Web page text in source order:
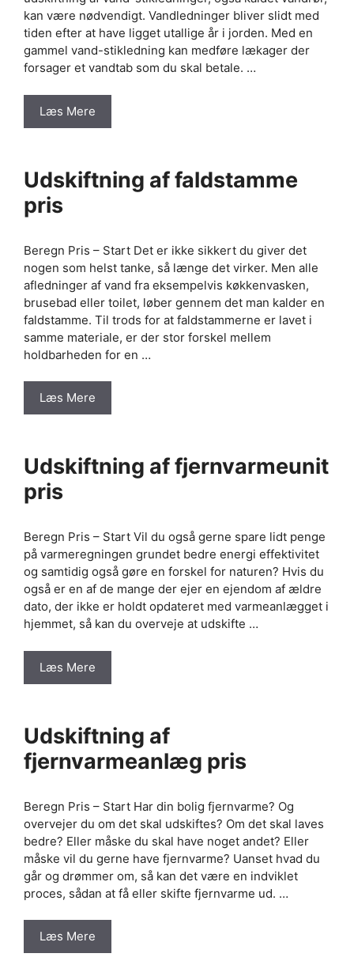
kan være nødvendigt. Vandledninger bliver slidt med
tiden efter at have ligget utallige år i jorden. Med en
gammel vand-stikledning kan medføre lækager der
forsager et vandtab som du skal betale. …
Læs Mere
Udskiftning af faldstamme
pris
Beregn Pris – Start Det er ikke sikkert du giver det
nogen som helst tanke, så længe det virker. Men alle
afledninger af vand fra eksempelvis køkkenvasken,
brusebad eller toilet, løber gennem det man kalder en
faldstamme. Til trods for at faldstammerne er lavet i
samme materiale, er der stor forskel mellem
holdbarheden for en …
Læs Mere
Udskiftning af fjernvarmeunit
pris
Beregn Pris – Start Vil du også gerne spare lidt penge
på varmeregningen grundet bedre energi effektivitet
og samtidig også gøre en forskel for naturen? Hvis du
også er en af de mange der ejer en ejendom af ældre
dato, der ikke er holdt opdateret med varmeanlægget i
hjemmet, så kan du overveje at udskifte …
Læs Mere
Udskiftning af
fjernvarmeanlæg pris
Beregn Pris – Start Har din bolig fjernvarme? Og
overvejer du om det skal udskiftes? Om det skal laves
bedre? Eller måske du skal have noget andet? Eller
måske vil du gerne have fjernvarme? Uanset hvad du
går og drømmer om, så kan det være en indviklet
proces, sådan at få eller skifte fjernvarme ud. …
Læs Mere